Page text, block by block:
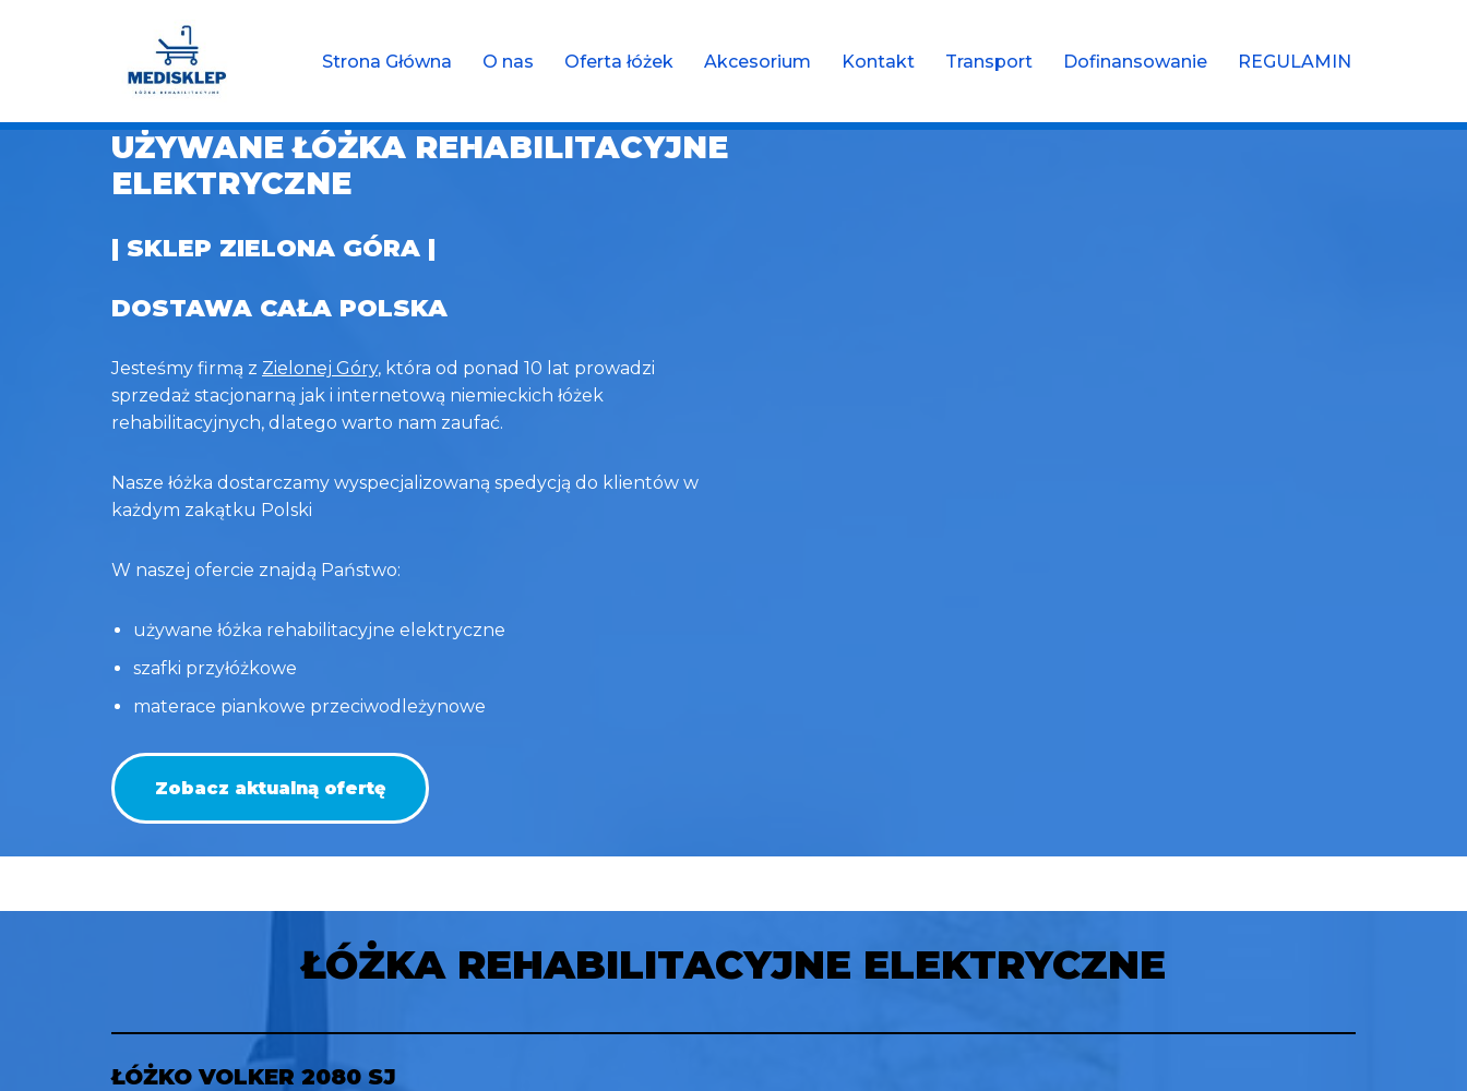
Strona Główna O nas Oferta łóżek Akcesorium Kontakt Transport Dofinansowanie REGULAMIN
UŻYWANE ŁÓŻKA REHABILITACYJNE
ELEKTRYCZNE
| SKLEP ZIELONA GÓRA |
DOSTAWA CAŁA POLSKA
Jesteśmy firmą z Zielonej Góry, która od ponad 10 lat prowadzi
sprzedaż stacjonarną jak i internetową niemieckich łóżek
rehabilitacyjnych, dlatego warto nam zaufać.
Nasze łóżka dostarczamy wyspecjalizowaną spedycją do klientów w
każdym zakątku Polski
W naszej ofercie znajdą Państwo:
używane łóżka rehabilitacyjne elektryczne
szafki przyłóżkowe
materace piankowe przeciwodleżynowe
Zobacz aktualną ofertę
ŁÓŻKA REHABILITACYJNE ELEKTRYCZNE
ŁÓŻKO VOLKER 2080 SJ